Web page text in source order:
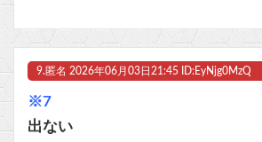
9. 匿名 2026年06月03日21:45 ID:EyNjg0MzQ
※7
出ない